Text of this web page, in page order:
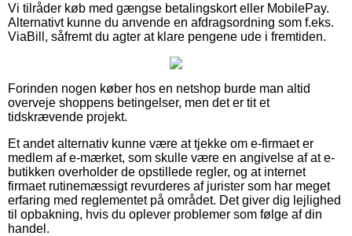
Vi tilråder køb med gængse betalingskort eller MobilePay.
Alternativt kunne du anvende en afdragsordning som f.eks.
ViaBill, såfremt du agter at klare pengene ude i fremtiden.
Forinden nogen køber hos en netshop burde man altid
overveje shoppens betingelser, men det er tit et
tidskrævende projekt.
Et andet alternativ kunne være at tjekke om e-firmaet er
medlem af e-mærket, som skulle være en angivelse af at e-
butikken overholder de opstillede regler, og at internet
firmaet rutinemæssigt revurderes af jurister som har meget
erfaring med reglementet på området. Det giver dig lejlighed
til opbakning, hvis du oplever problemer som følge af din
handel.